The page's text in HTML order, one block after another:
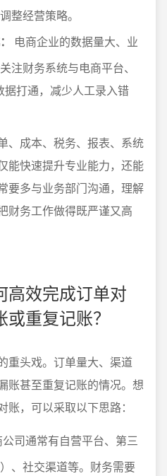
整经营策略。
电商企业的数据量大、业
注财务系统与电商平台、
打通，减少人工录入错
、成本、税务、报表、系统
能快速提升专业能力，还能
要多与业务部门沟通，理解
财务工作做得既严谨又高
高效完成订单对
重复记账？
重头戏。订单量大、渠道
账甚至重复记账的情况。想
，可以采取以下思路：
公司通常有自营平台、第三
、社交渠道等。财务需要